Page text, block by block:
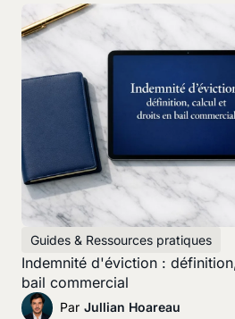
Guides & Ressources pratiques
Indemnité d'éviction :
bail commercial
Par Jullian Hoareau